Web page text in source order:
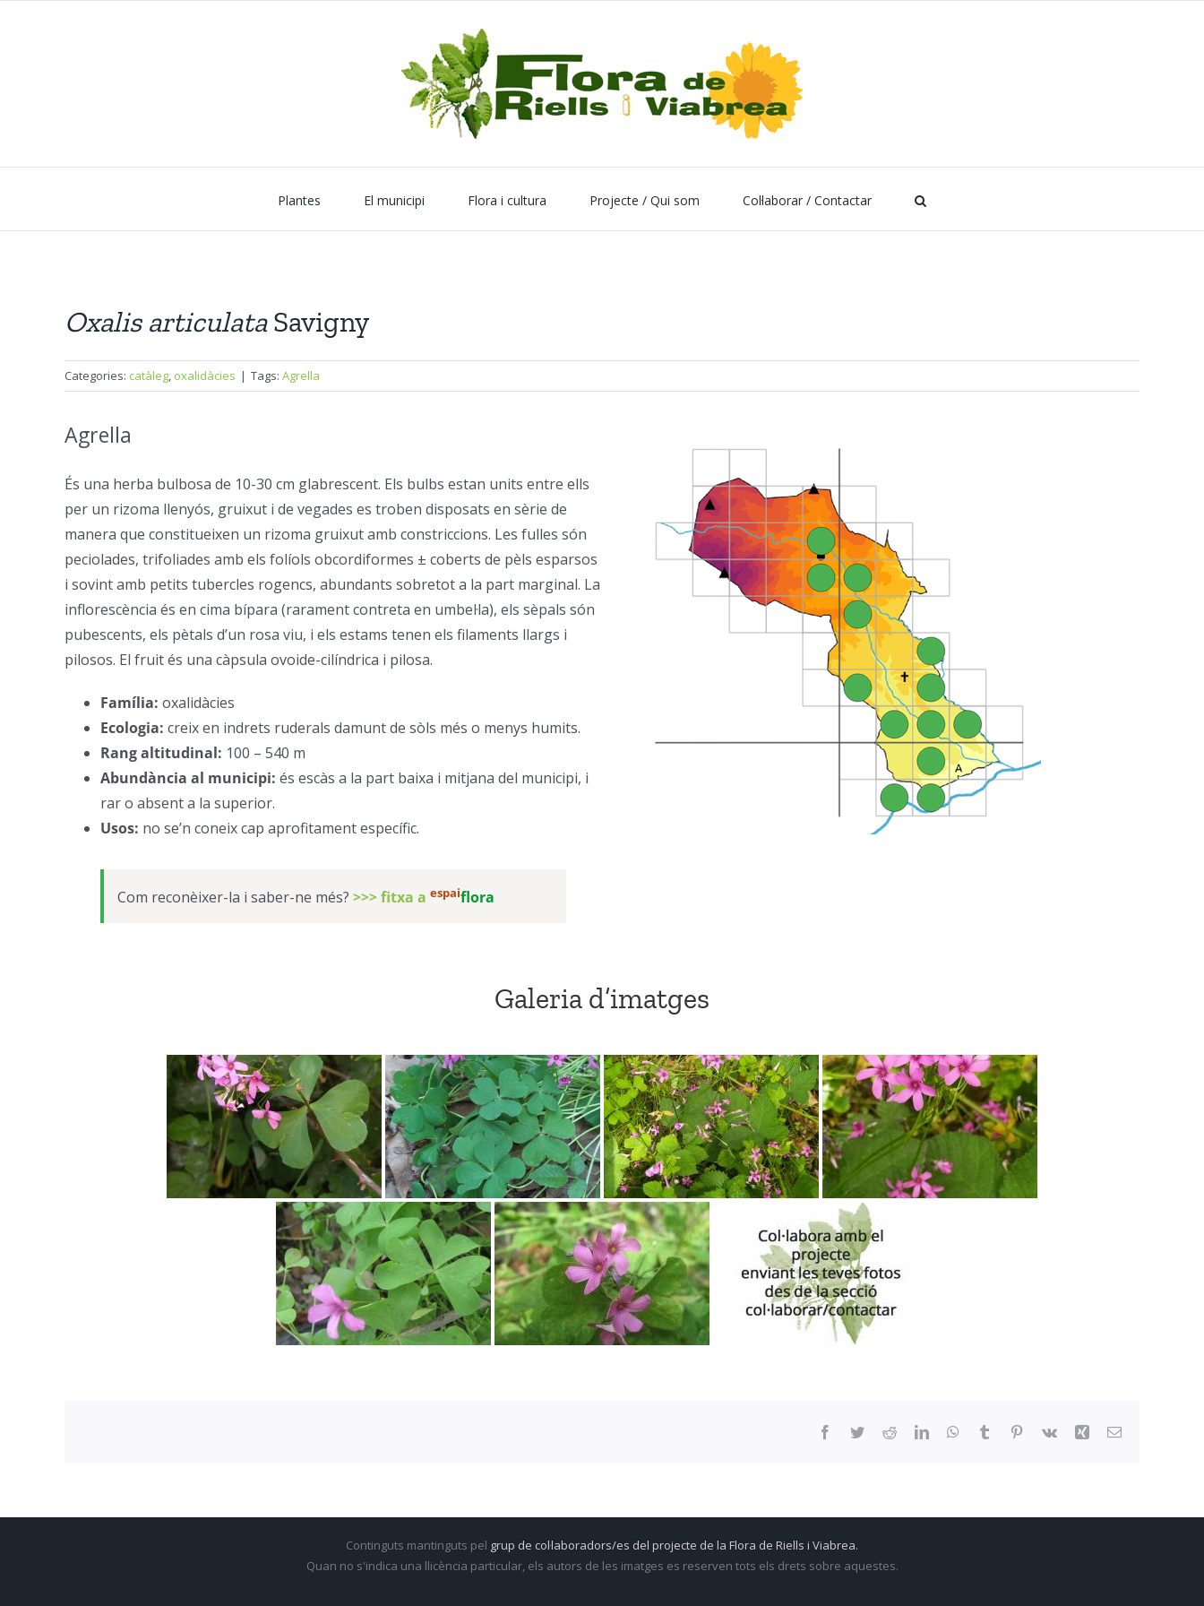
Plantes El municipi Flora i cultura Projecte / Qui som Col·laborar / Contactar
Oxalis articulataSavigny
Categories: catàleg, oxalidàcies | Tags: Agrella
Agrella
És una herba bulbosa de 10-30 cm glabrescent. Els bulbs estan units entre ells
per un rizoma llenyós, gruixut i de vegades es troben disposats en sèrie de
manera que constitueixen un rizoma gruixut amb constriccions. Les fulles són
peciolades, trifoliades amb els folíols obcordiformes ± coberts de pèls esparsos
i sovint amb petits tubercles rogencs, abundants sobretot a la part marginal. La
inflorescència és en cima bípara (rarament contreta en umbel·la), els sèpals són
pubescents, els pètals d’un rosa viu, i els estams tenen els filaments llargs i
pilosos. El fruit és una càpsula ovoide-cilíndrica i pilosa.
Família: oxalidàcies
Ecologia: creix en indrets ruderals damunt de sòls més o menys humits.
Rang altitudinal: 100 – 540 m
Abundància al municipi: és escàs a la part baixa i mitjana del municipi, i
rar o absent a la superior.
Usos: no se’n coneix cap aprofitament específic.
Com reconèixer-la i saber-ne més? >>> fitxa a espaiflora
Galeria d’imatges
Facebook
TwitterRedditLinkedInWhatsApp
Tumblr Pinterest
Vk Xing Email:
Continguts mantinguts pel grup de col·laboradors/es del projecte de la Flora de Riells i Viabrea.
Quan no s'indica una llicència particular, els autors de les imatges es reserven tots els drets sobre aquestes.